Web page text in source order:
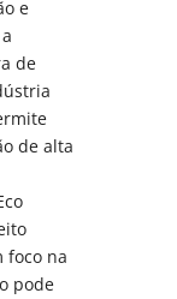
e
de
de alta
foco na
pode